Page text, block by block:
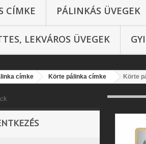
CÍMKE PÁLINKÁS ÜVEGEK
LEKVÁROS ÜVEGEK
címke Körte pálinka címke Körte